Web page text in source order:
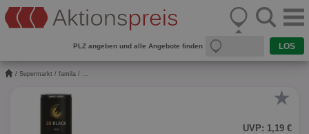
PLZ angeben und alle Angebote finden
/ Supermarkt / famila / ...
★
UVP: 1,19 €